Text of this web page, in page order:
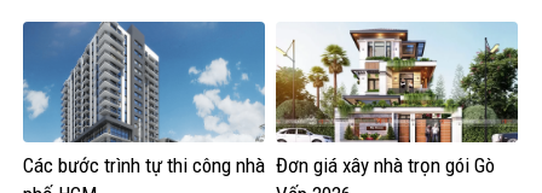
Các bước trình tự thi công nhà Đơn giá xây nhà trọn gói Gò